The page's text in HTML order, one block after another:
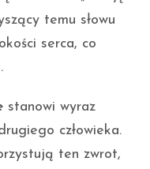
temu słowu
serca, co
stanowi wyraz
człowieka.
ten zwrot,